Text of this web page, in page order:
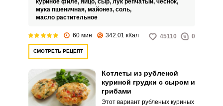
блюдо еще нежнее, вкуснее и
румянее.
куриное филе, яйцо, сыр, лук репчатый, чеснок,
мука пшеничная, майонез, соль,
масло растительное
60 мин 342.01 кКал 45110 0
СМОТРЕТЬ РЕЦЕПТ
Котлеты из рубленой
куриной грудки с сыром и
грибами
Этот вариант рубленых куриных